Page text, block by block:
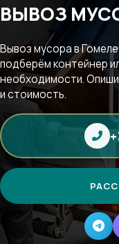
ВЫВОЗ
Вывоз мусора в
подберём контейнер
необходимости.
и стоимость.